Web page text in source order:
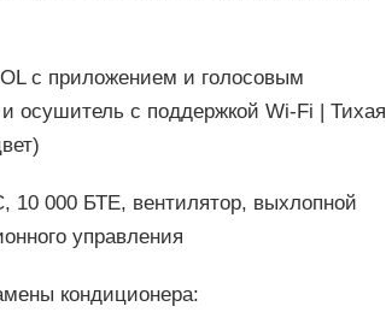
с приложением и голосовым
осушитель с поддержкой Wi-Fi | Тихая
10 000 БТЕ, вентилятор, выхлопной
управления
кондиционера: